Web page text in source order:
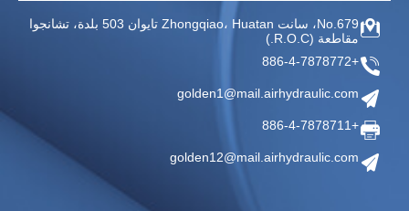
No.679، سانت Zhongqiao، Huatan تايوان
503 بلدة، تشانجوا
مقاطعة (R.O.C.)
+886-4-7878772
golden1@mail.airhydraulic.com
+886-4-7878711
golden12@mail.airhydraulic.com